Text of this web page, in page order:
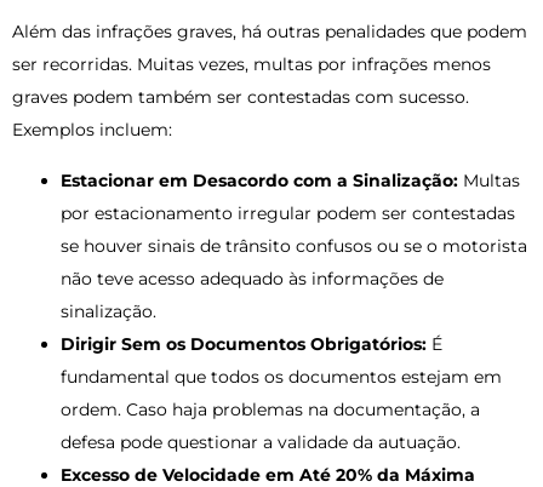
Além das infrações graves, há outras penalidades que podem
ser recorridas. Muitas vezes, multas por infrações menos
graves podem também ser contestadas com sucesso.
Exemplos incluem:
Estacionar em Desacordo com a Sinalização: Multas
por estacionamento irregular podem ser contestadas
se houver sinais de trânsito confusos ou se o motorista
não teve acesso adequado às informações de
sinalização.
Dirigir Sem os Documentos Obrigatórios: É
fundamental que todos os documentos estejam em
ordem. Caso haja problemas na documentação, a
defesa pode questionar a validade da autuação.
Excesso de Velocidade em Até 20% da Máxima